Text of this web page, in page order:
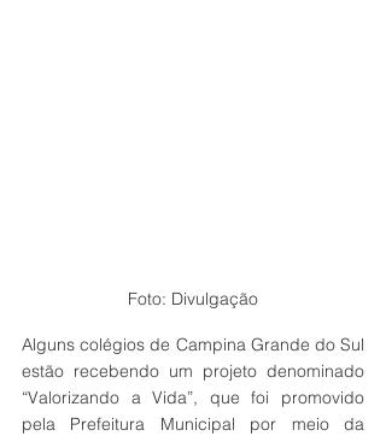
Foto: Divulgação
Alguns colégios de Campina Grande do Sul
estão recebendo um projeto denominado
“Valorizando a Vida”, que foi promovido
pela Prefeitura Municipal por meio da